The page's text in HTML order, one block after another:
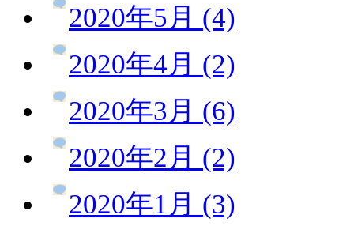
2020年5月 (4)
2020年4月 (2)
2020年3月 (6)
2020年2月 (2)
2020年1月 (3)